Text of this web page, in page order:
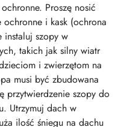
Proszę nosić
i kask (ochrona
instaluj szopy w
takich jak silny wiatr
i zwierzętom na
musi być zbudowana
przytwierdzenie szopy do
Utrzymuj dach w
ilość śniegu na dachu